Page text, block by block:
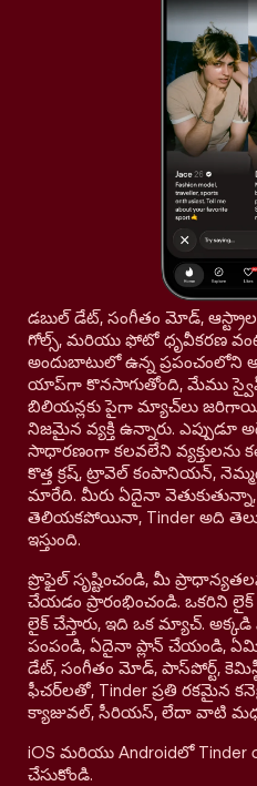
డబుల్ డేట్, సంగీతం మోడ్,
గోల్స్, మరియు ఫోటో ధృవీకరణ
అందుబాటులో ఉన్న ప్రపంచంలోని
యాప్‌గా కొనసాగుతోంది, మేము స్వైప్
బిలియన్లకు పైగా మ్యాచ్‌లు
నిజమైన వ్యక్తి ఉన్నారు. ఎప్పుడూ
సాధారణంగా కలవలేని వ్యక్తులను
కొత్త క్రష్, ట్రావెల్ కంపానియన్,
మారేది. మీరు ఏదైనా
తెలియకపోయినా, Tinder అది
ఇస్తుంది.
ప్రొఫైల్ సృష్టించండి, మీ
చేయడం ప్రారంభించండి. ఒకరిని
లైక్ చేస్తారు, ఇది ఒక మ్యాచ్.
పంపండి, ఏదైనా ప్లాన్ చేయండి, ఏమి
డేట్, సంగీతం మోడ్, పాస్‌పోర్ట్,
ఫీచర్‌లతో, Tinder ప్రతి రకమైన
క్యాజువల్, సీరియస్, లేదా వాటి
iOS మరియు Androidలో
చేసుకోండి.